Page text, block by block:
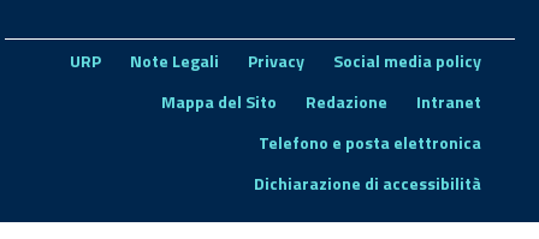
URP Note Legali Privacy
Social media policy
Mappa del Sito
Redazione
Intranet
Telefono e posta elettronica
Dichiarazione di accessibilità